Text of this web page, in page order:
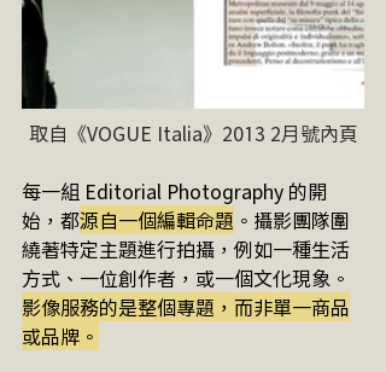
取自《VOGUE Italia》2013 2月號內頁
每一組 Editorial Photography 的開
始，都源自一個編輯命題 。攝影團隊圍
繞著特定主題進行拍攝，例如一種生活
方式、一位創作者，或一個文化現象。
影像服務的是整個專題，而非單一商品
或品牌。